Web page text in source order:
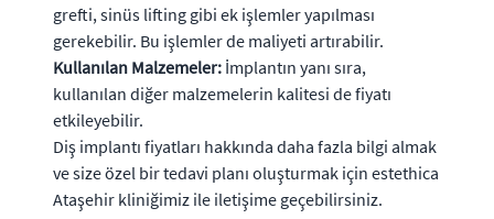
grefti, sinüs lifting gibi ek işlemler yapılması
gerekebilir. Bu işlemler de maliyeti artırabilir.
Kullanılan Malzemeler: İmplantın yanı sıra,
kullanılan diğer malzemelerin kalitesi de fiyatı
etkileyebilir.
Diş implantı fiyatları hakkında daha fazla bilgi almak
ve size özel bir tedavi planı oluşturmak için estethica
Ataşehir kliniğimiz ile iletişime geçebilirsiniz.